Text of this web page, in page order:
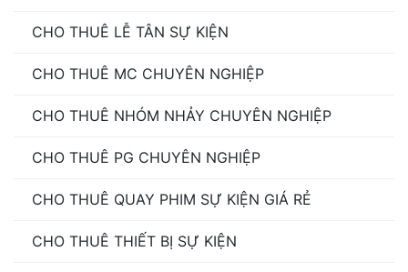
CHO THUÊ LỄ TÂN SỰ KIỆN
CHO THUÊ MC CHUYÊN NGHIỆP
CHO THUÊ NHÓM NHẢY CHUYÊN NGHIỆP
CHO THUÊ PG CHUYÊN NGHIỆP
CHO THUÊ QUAY PHIM SỰ KIỆN GIÁ RẺ
CHO THUÊ THIẾT BỊ SỰ KIỆN